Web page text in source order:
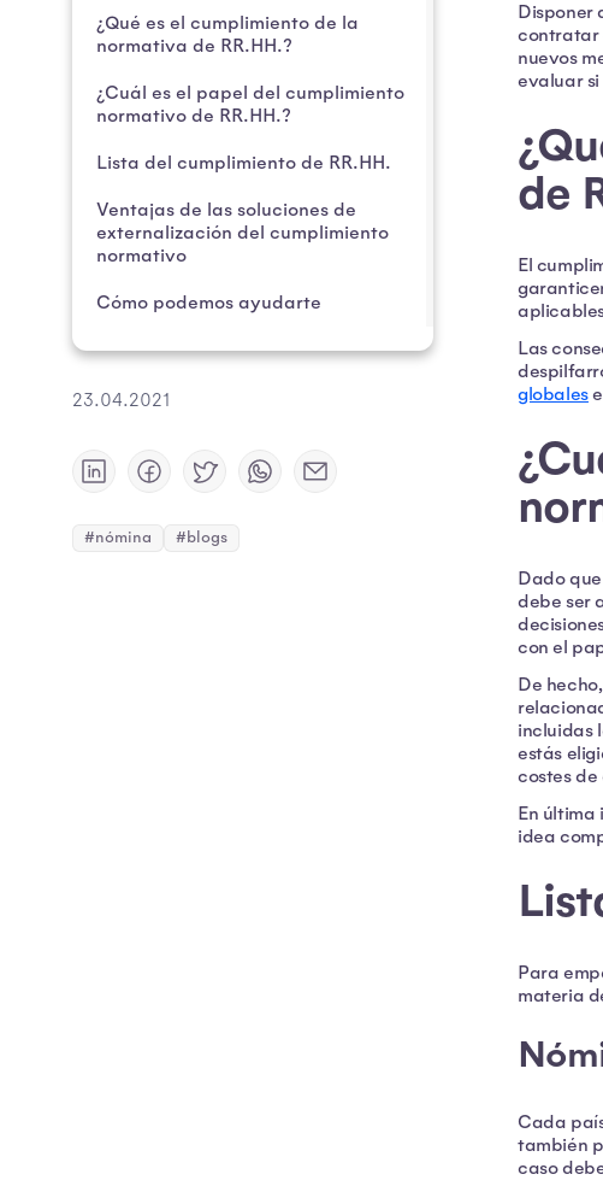
¿Qué es el cumplimiento de la
normativa de RR.HH.?
¿Cuál es el papel del cumplimiento
normativo de RR.HH.?
Lista del cumplimiento de RR.HH.
Ventajas de las soluciones de
externalización del cumplimiento
normativo
Cómo podemos ayudarte
23.04.2021
#nómina #blogs
Disponer
contratar
nuevos
evaluar
de
El
Las
globales
Dado
debe ser
con el
De
incluidas
estás
costes
En última
idea
Para
materia
Cada
también
caso